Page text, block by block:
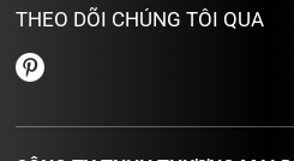
THEO DÕI CHÚNG TÔI QUA